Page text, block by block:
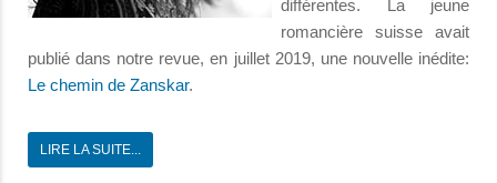
différentes. La jeune
romancière suisse avait
publié dans notre revue, en juillet 2019, une nouvelle inédite:
Le chemin de Zanskar.
LIRE LA SUITE...